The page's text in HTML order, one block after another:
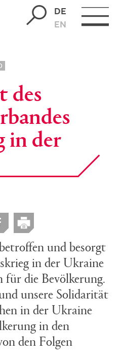
DE
EN
des
in der
und besorgt
in der Ukraine
für die Bevölkerung.
unsere Solidarität
in der Ukraine
in den
den Folgen